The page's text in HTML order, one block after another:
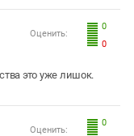
0
0
Оценить:
это уже лишок.
0
Оценить: